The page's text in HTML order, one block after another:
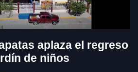
aplaza el regreso
de niños